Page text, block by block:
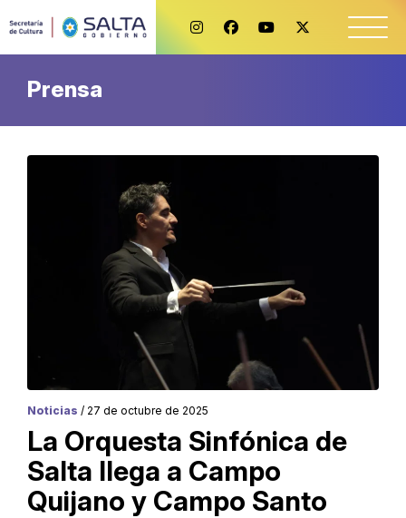
Prensa
Noticias / 27 de octubre de 2025
La Orquesta Sinfónica de
Salta llega a Campo
Quijano y Campo Santo